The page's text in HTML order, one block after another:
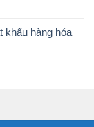
khẩu hàng hóa